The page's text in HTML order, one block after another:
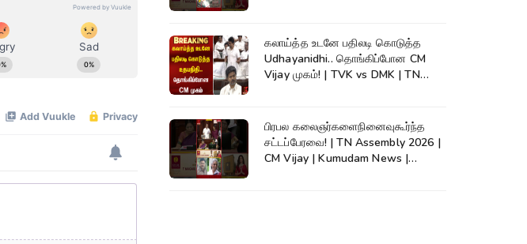
கலாய்த்த உடனே பதிலடி கொடுத்த
Udhayanidhi.. தொங்கிப்போன CM
Vijay முகம்! | TVK vs DMK | TN
பிரபல கலைஞர்களைநினைவுகூர்ந்த
சட்டப்பேரவை! | TN Assembly 2026 |
CM Vijay | Kumudam News |